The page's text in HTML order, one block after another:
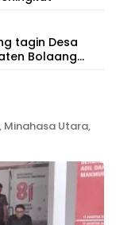
tagin Desa
Bolaang
Target
Utara,